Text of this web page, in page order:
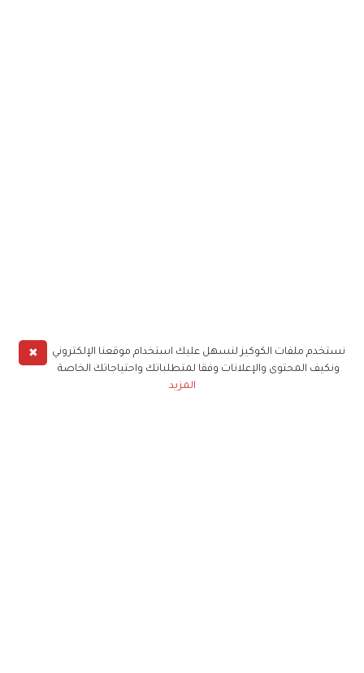
✖
نستخدم ملفات الكوكيز لنسهل عليك استخدام موقعنا الإلكتروني
ونكيف المحتوى والإعلانات وفقا لمتطلباتك واحتياجاتك الخاصة
المزيد